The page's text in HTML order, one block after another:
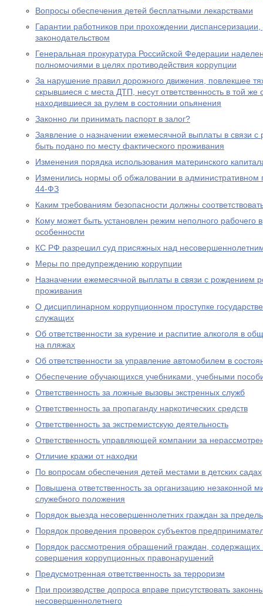
Вопросы обеспечения детей бесплатными лекарствами
Гарантии работников при прохождении
законодательством
Генеральная прокуратура Российской Федерации
полномочиями в целях противодействия коррупции
За нарушение правил дорожного движения, повлекшее
скрывшиеся с места ДТП, несут ответственность в той же
находившиеся за рулем в состоянии опьянения
Законно ли принимать паспорт в залог?
Заявление о назначении ежемесячной выплаты в связи
быть подано по месту фактического проживания
Изменения порядка использования материнского
Изменились нормы об обжаловании в
44-ФЗ
Каким требованиям безопасности должны
Кому может быть установлен режим неполного рабочего
особенности
КС РФ разрешил суд присяжных над
Меры по предупреждению коррупции
Назначении ежемесячной выплаты в связи с рождением
проживания
О дисциплинарном коррупционном проступке
служащих
Об ответственности за курение и распитие алкоголя в
на пляжах
Об ответственности за управление автомобилем в
Обеспечение обучающихся учебниками, учебными
Ответственность за ложные вызовы экстренных служб
Ответственность за пропаганду наркотических средств
Ответственность за экстремистскую деятельность
Ответственность управляющей компании за
Отличие кражи от находки
По вопросам обеспечения детей местами в детских садах
Повышена ответственность за организацию незаконной
служебного положения
Порядок выезда несовершеннолетних граждан за
Порядок проведения проверок субъектов
Порядок рассмотрения обращений граждан,
совершения коррупционных правонарушений
Предусмотренная ответственность за терроризм
При производстве допроса вправе присутствовать
несовершеннолетнего